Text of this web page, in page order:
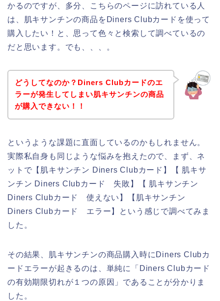
かるのですが、多分、こちらのページに訪れている人
は、肌キサンチンの商品をDiners Clubカードを使って
購入したい！と、思って色々と検索して調べているの
だと思います。でも、、、。
どうしてなのか？Diners Clubカードのエ
ラーが発生してしまい肌キサンチンの商品
が購入できない！！
というような課題に直面しているのかもしれません。
実際私自身も同じような悩みを抱えたので、まず、ネ
ットで【肌キサンチン Diners Clubカード】【 肌キサ
ンチン Diners Clubカード 失敗】【 肌キサンチン
Diners Clubカード 使えない】【肌キサンチン
Diners Clubカード エラー】という感じで調べてみま
した。
その結果、肌キサンチンの商品購入時にDiners Clubカ
ードエラーが起きるのは、単純に「Diners Clubカード
の有効期限切れが１つの原因」であることが分かりま
した。